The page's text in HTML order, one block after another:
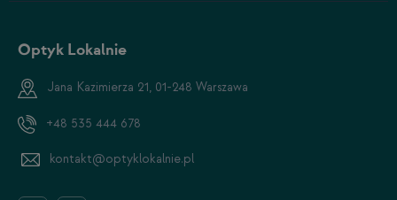
Optyk Lokalnie
Jana Kazimierza 21, 01-248 Warszawa
+48 535 444 678
kontakt@optyklokalnie.pl